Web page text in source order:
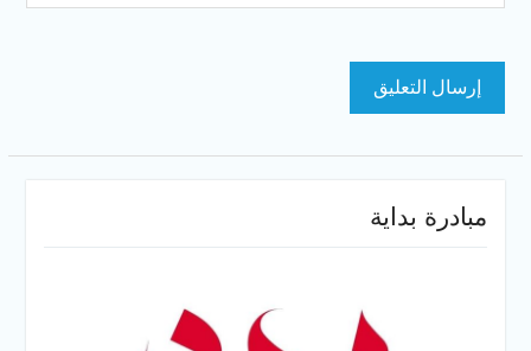
مبادرة بداية